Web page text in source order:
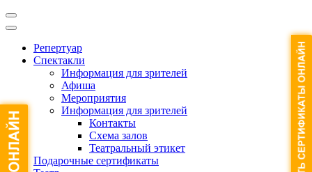
Репертуар
Спектакли
Информация для зрителей
Афиша
Мероприятия
Информация для зрителей
Контакты
Схема залов
Театральный этикет
Подарочные сертификаты